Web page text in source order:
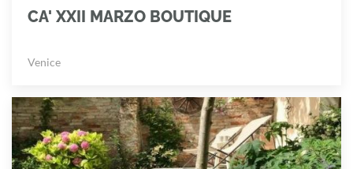
CA' XXII MARZO BOUTIQUE
Venice